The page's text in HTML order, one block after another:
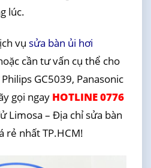
lúc.
vụ sửa bàn ủi hơi
cần tư vấn cụ thể cho
GC5039, Panasonic
gọi ngay HOTLINE 0776
Limosa – Địa chỉ sửa bàn
rẻ nhất TP.HCM!